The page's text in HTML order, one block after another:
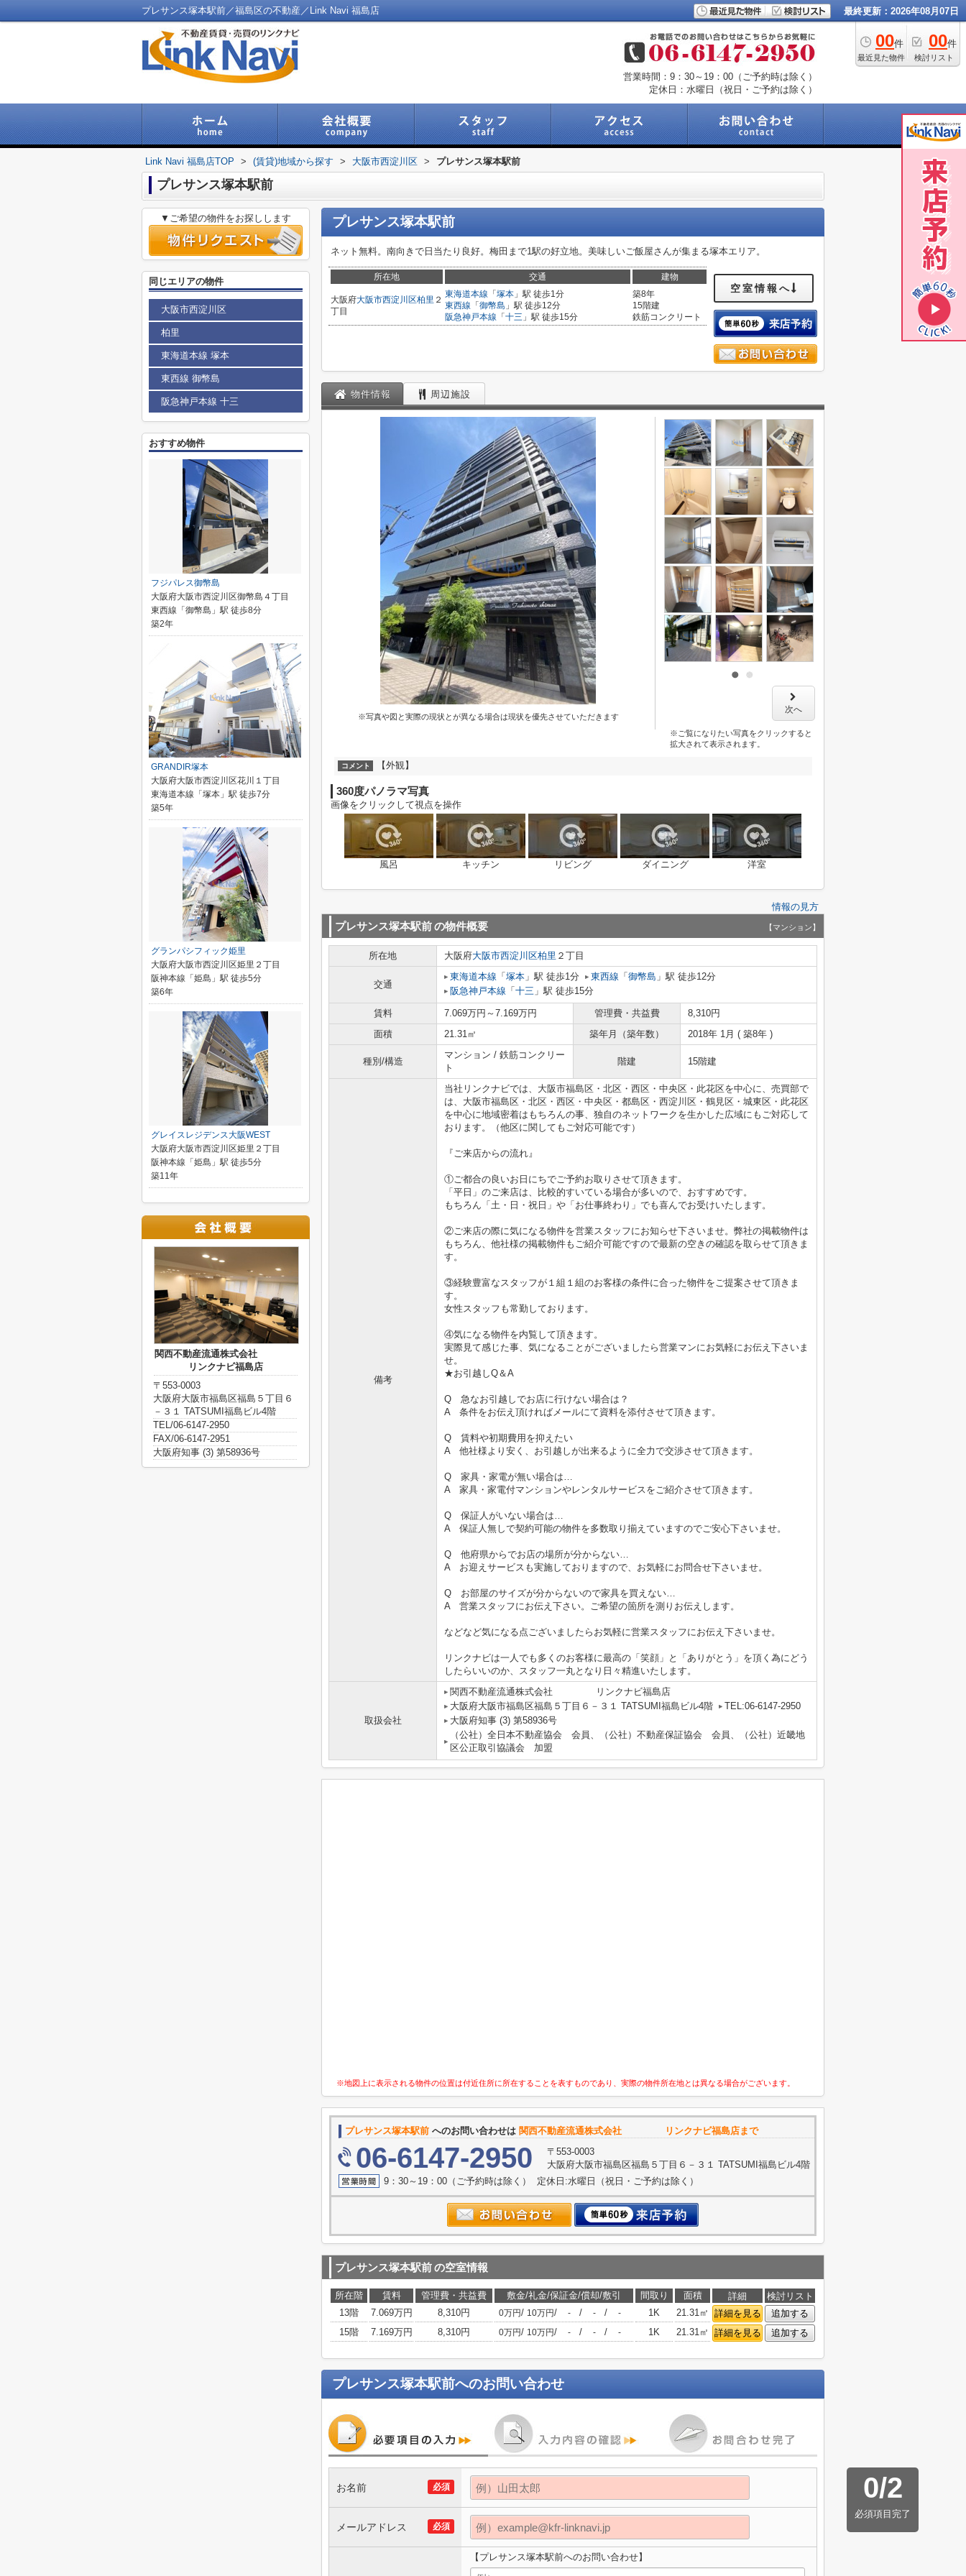
プレサンス塚本駅前／福島区の不動産／Link Navi 福島店 最終更新：2026年08月07日
00件
最近見た物件
00件
検討リスト
営業時間：9：30～19：00（ご予約時は除く）
定休日：水曜日（祝日・ご予約は除く）
Link Navi 福島店TOP > (賃貸)地域から探す > 大阪市西淀川区 > プレサンス塚本駅前
プレサンス塚本駅前
プレサンス塚本駅前
ネット無料。南向きで日当たり良好。梅田まで1駅の好立地。美味しいご飯屋さんが集まる塚本エリア。
所在地 交通 建物
大阪府大阪市西淀川区柏里 ２
丁目
東海道本線 「 塚本 」駅 徒歩1分
東西線 「 御幣島 」駅 徒歩12分
阪急神戸本線 「 十三 」駅 徒歩15分
築8年
15階建
鉄筋コンクリート
空室情報へ
物件情報 周辺施設
※写真や図と実際の現状とが異なる場合は現状を優先させていただきます
次へ
※ご覧になりたい写真をクリックすると
拡大されて表示されます。
コメント 【外観】
360度パノラマ写真
画像をクリックして視点を操作
風呂 キッチン リビング ダイニング 洋室
情報の見方
プレサンス塚本駅前の物件概要 【マンション】
所在地 大阪府大阪市西淀川区柏里 ２丁目
交通
東海道本線 「 塚本 」駅 徒歩1分 東西線 「 御幣島 」駅 徒歩12分
阪急神戸本線 「 十三 」駅 徒歩15分
賃料 7.069万円～7.169万円 管理費・共益費
8,310円
面積
21.31㎡ 築年月（築年数） 2018年 1月 ( 築8年 )
種別/構造
マンション / 鉄筋コンクリー
ト
階建 15階建
備考
当社リンクナビでは、大阪市福島区・北区・西区・中央区・此花区を中心に、売買部で
は、大阪市福島区・北区・西区・中央区・都島区・西淀川区・鶴見区・城東区・此花区
を中心に地域密着はもちろんの事、独自のネットワークを生かした広域にもご対応して
おります。（他区に関してもご対応可能です）
『ご来店からの流れ』
①ご都合の良いお日にちでご予約お取りさせて頂きます。
「平日」のご来店は、比較的すいている場合が多いので、おすすめです。
もちろん「土・日・祝日」や「お仕事終わり」でも喜んでお受けいたします。
②ご来店の際に気になる物件を営業スタッフにお知らせ下さいませ。弊社の掲載物件は
もちろん、他社様の掲載物件もご紹介可能ですので最新の空きの確認を取らせて頂きま
す。
③経験豊富なスタッフが１組１組のお客様の条件に合った物件をご提案させて頂きま
す。
女性スタッフも常勤しております。
④気になる物件を内覧して頂きます。
実際見て感じた事、気になることがございましたら営業マンにお気軽にお伝え下さいま
せ。
★お引越しQ＆A
Q 急なお引越しでお店に行けない場合は？
A 条件をお伝え頂ければメールにて資料を添付させて頂きます。
Q 賃料や初期費用を抑えたい
A 他社様より安く、お引越しが出来るように全力で交渉させて頂きます。
Q 家具・家電が無い場合は…
A 家具・家電付マンションやレンタルサービスをご紹介させて頂きます。
Q 保証人がいない場合は…
A 保証人無しで契約可能の物件を多数取り揃えていますのでご安心下さいませ。
Q 他府県からでお店の場所が分からない…
A お迎えサービスも実施しておりますので、お気軽にお問合せ下さいませ。
Q お部屋のサイズが分からないので家具を買えない…
A 営業スタッフにお伝え下さい。ご希望の箇所を測りお伝えします。
などなど気になる点ございましたらお気軽に営業スタッフにお伝え下さいませ。
リンクナビは一人でも多くのお客様に最高の「笑顔」と「ありがとう」を頂く為にどう
したらいいのか、スタッフ一丸となり日々精進いたします。
取扱会社
関西不動産流通株式会社 リンクナビ福島店
大阪府大阪市福島区福島５丁目６－３１ TATSUMI福島ビル4階
TEL:06-6147-2950
大阪府知事 (3) 第58936号
（公社）全日本不動産協会 会員、（公社）不動産保証協会 会員、（公社）近畿地
区公正取引協議会 加盟
※地図上に表示される物件の位置は付近住所に所在することを表すものであり、実際の物件所在地とは異なる場合がございます。
プレサンス塚本駅前 へのお問い合わせは 関西不動産流通株式会社 リンクナビ福島店まで
06-6147-2950
〒553-0003
大阪府大阪市福島区福島５丁目６－３１ TATSUMI福島ビル4階
9：30～19：00（ご予約時は除く） 定休日:水曜日（祝日・ご予約は除く）
プレサンス塚本駅前の空室情報
所在階 賃料 管理費・共益費 敷金/礼金/保証金/償却/敷引 間取り 面積 詳細
検討リスト
13階
7.069万円 8,310円 0万円/ 10万円/ - / - / - 1K 21.31㎡ 詳細を見る
追加する
15階
7.169万円 8,310円 0万円/ 10万円/ - / - / - 1K 21.31㎡ 詳細を見る 追加する
プレサンス塚本駅前へのお問い合わせ
0/2
必須項目完了
必須
お名前
必須
メールアドレス
【プレサンス塚本駅前へのお問い合わせ】
▼ご希望の物件をお探しします
同じエリアの物件
大阪市西淀川区
柏里
東海道本線 塚本
東西線 御幣島
阪急神戸本線 十三
おすすめ物件
フジパレス御幣島
大阪府大阪市西淀川区御幣島４丁目
東西線「御幣島」駅 徒歩8分
築2年
GRANDIR塚本
大阪府大阪市西淀川区花川１丁目
東海道本線「塚本」駅 徒歩7分
築5年
グランパシフィック姫里
大阪府大阪市西淀川区姫里２丁目
阪神本線「姫島」駅 徒歩5分
築6年
グレイスレジデンス大阪WEST
大阪府大阪市西淀川区姫里２丁目
阪神本線「姫島」駅 徒歩5分
築11年
関西不動産流通株式会社
リンクナビ福島店
〒553-0003
大阪府大阪市福島区福島５丁目６
－３１ TATSUMI福島ビル4階
TEL/06-6147-2950
FAX/06-6147-2951
大阪府知事 (3) 第58936号